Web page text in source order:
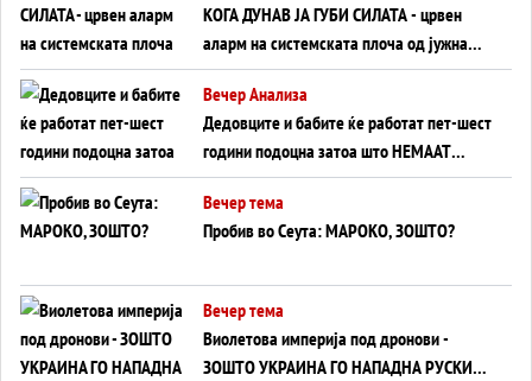
КОГА ДУНАВ ЈА ГУБИ СИЛАТА - црвен
аларм на системската плоча од јужна
Германија до Црното Море...
Вечер Анализа
Дедовците и бабите ќе работат пет-шест
години подоцна затоа што НЕМААТ
ВНУЦИ ДА ГИ ЗАМЕНАТ
Вечер тема
Пробив во Сеута: МАРОКО, ЗОШТО?
Вечер тема
Виолетова империја под дронови -
ЗОШТО УКРАИНА ГО НАПАДНА РУСКИОТ